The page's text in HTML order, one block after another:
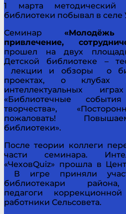
1 марта методический
библиотеки побывал в селе
Семинар
привлечение,
прошел на двух
Детской библиотеке –
лекции и обзоры о
проектах, о
интеллектуальных
«Библиотечные
творчества»,
пожаловать!
библиотеки».
После теории коллеги
части семинара.
«ЧеховQuiz» прошла в
В игре приняли
библиотекари района,
педагоги
работники Сельсовета.